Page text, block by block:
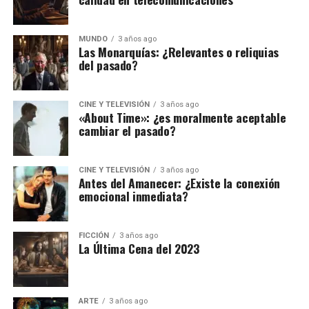
MUNDO 3 años ago
Las Monarquías: ¿Relevantes o reliquias
del pasado?
CINE Y TELEVISIÓN 3 años ago
«About Time»: ¿es moralmente aceptable
cambiar el pasado?
CINE Y TELEVISIÓN 3 años ago
Antes del Amanecer: ¿Existe la conexión
emocional inmediata?
FICCIÓN 3 años ago
La Última Cena del 2023
ARTE 3 años ago